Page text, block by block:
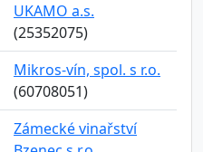
UKAMO a.s.
(25352075)
Mikros-vín, spol. s r.o.
(60708051)
Zámecké vinařství